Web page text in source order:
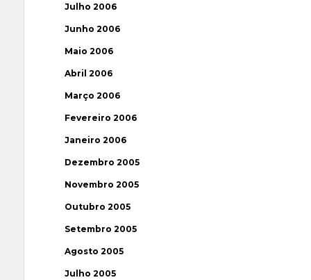
Julho 2006
Junho 2006
Maio 2006
Abril 2006
Março 2006
Fevereiro 2006
Janeiro 2006
Dezembro 2005
Novembro 2005
Outubro 2005
Setembro 2005
Agosto 2005
Julho 2005